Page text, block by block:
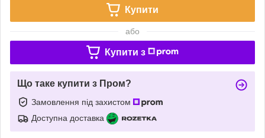
Купити
або
Купити з
Що таке купити з Пром?
Замовлення під захистом
Доступна доставка